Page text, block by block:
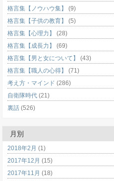
格言集【ノウハウ集】
(9)
格言集【子供の教育】
(5)
格言集【心理力】
(28)
格言集【成長力】
(69)
格言集【男と女について】
(43)
格言集【職人の心得】
(71)
考え方・マインド (286)
自衛隊時代 (21)
裏話 (526)
月別
2018年2月 (1)
2017年12月 (15)
2017年11月 (18)